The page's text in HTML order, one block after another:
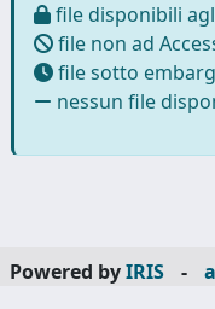
file disponibili
file non ad
file sotto
nessun file
Powered byIRIS -